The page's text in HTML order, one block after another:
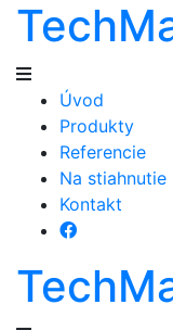
Úvod
Produkty
Referencie
Na stiahnutie
Kontakt